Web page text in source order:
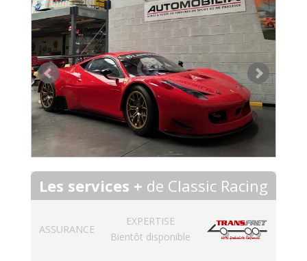
Les services + de Classic Racing
ASSURANCE
EXPERTISE
Bientôt disponible